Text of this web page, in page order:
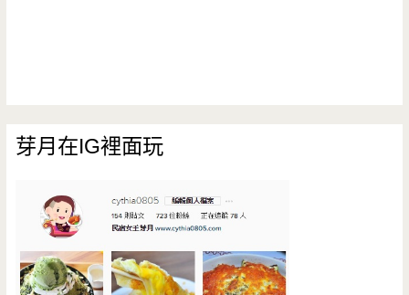
芽月在IG裡面玩